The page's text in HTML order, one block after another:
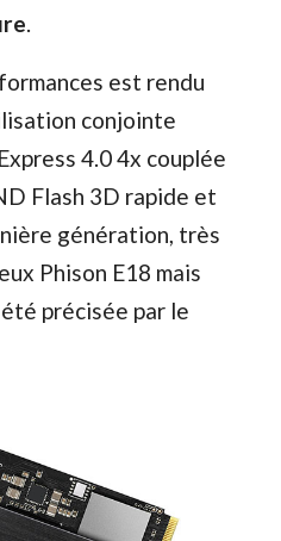
.
est rendu
conjointe
4.0 4x couplée
Flash 3D rapide et
génération, très
Phison E18 mais
été précisée par le